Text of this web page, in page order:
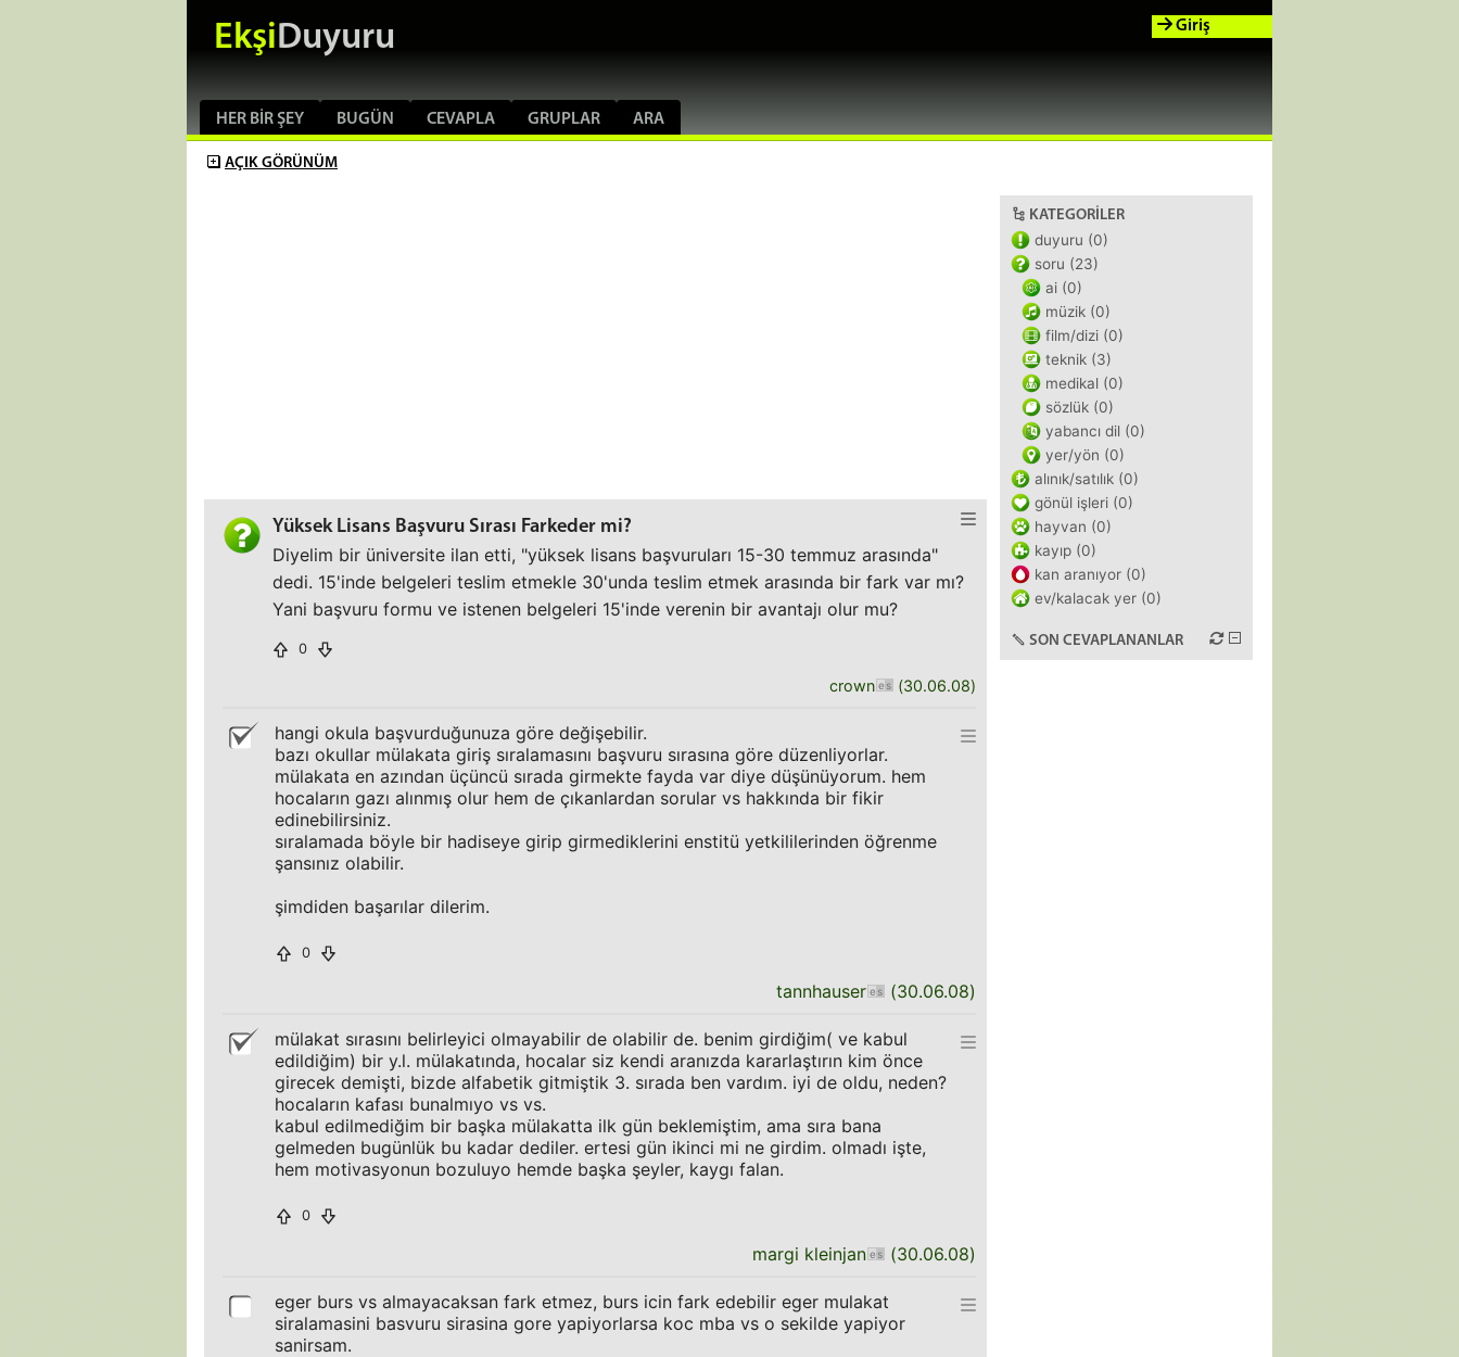
EkşiDuyuru
HER BIR ŞEY BUGÜN CEVAPLA GRUPLAR ARA
Giriş
AÇIK GÖRÜNÜM
Yüksek Lisans Başvuru Sırası Farkeder mi?
Diyelim bir üniversite ilan etti, "yüksek lisans başvuruları 15-30 temmuz arasında"
dedi. 15'inde belgeleri teslim etmekle 30'unda teslim etmek arasında bir fark var mı?
Yani başvuru formu ve istenen belgeleri 15'inde verenin bir avantajı olur mu?
0
crown (30.06.08)
hangi okula başvurduğunuza göre değişebilir.
bazı okullar mülakata giriş sıralamasını başvuru sırasına göre düzenliyorlar.
mülakata en azından üçüncü sırada girmekte fayda var diye düşünüyorum. hem
hocaların gazı alınmış olur hem de çıkanlardan sorular vs hakkında bir fikir
edinebilirsiniz.
sıralamada böyle bir hadiseye girip girmediklerini enstitü yetkililerinden öğrenme
şansınız olabilir.
şimdiden başarılar dilerim.
0
tannhauser (30.06.08)
mülakat sırasını belirleyici olmayabilir de olabilir de. benim girdiğim( ve kabul
edildiğim) bir y.l. mülakatında, hocalar siz kendi aranızda kararlaştırın kim önce
girecek demişti, bizde alfabetik gitmiştik 3. sırada ben vardım. iyi de oldu, neden?
hocaların kafası bunalmıyo vs vs.
kabul edilmediğim bir başka mülakatta ilk gün beklemiştim, ama sıra bana
gelmeden bugünlük bu kadar dediler. ertesi gün ikinci mi ne girdim. olmadı işte,
hem motivasyonun bozuluyo hemde başka şeyler, kaygı falan.
0
margi kleinjan (30.06.08)
eger burs vs almayacaksan fark etmez, burs icin fark edebilir eger mulakat
siralamasini basvuru sirasina gore yapiyorlarsa koc mba vs o sekilde yapiyor
sanirsam.
KATEGORILER
duyuru (0)
soru (23)
ai (0)
müzik (0)
film/dizi (0)
teknik (3)
medikal (0)
sözlük (0)
yabancı dil (0)
yer/yön (0)
alınık/satılık (0)
gönül işleri (0)
hayvan (0)
kayıp (0)
kan aranıyor (0)
ev/kalacak yer (0)
SON CEVAPLANANLAR